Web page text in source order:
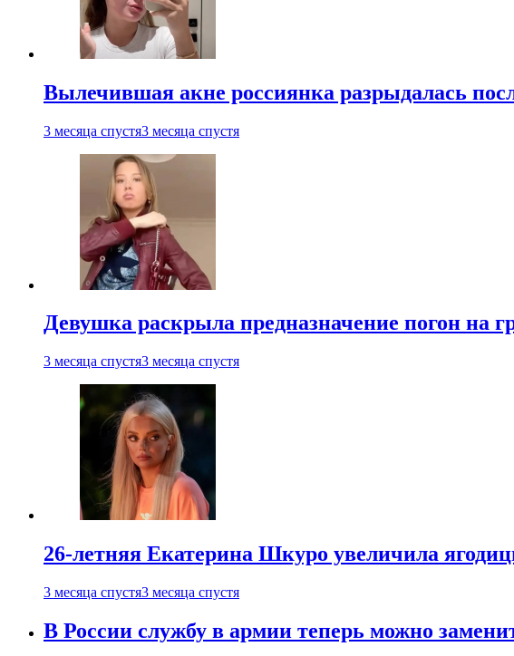
Вылечившая акне россиянка разрыдалась
3 месяца спустя3 месяца спустя
Девушка раскрыла предназначение погон на
3 месяца спустя3 месяца спустя
26-летняя Екатерина Шкуро увеличила
3 месяца спустя3 месяца спустя
В России службу в армии теперь можно